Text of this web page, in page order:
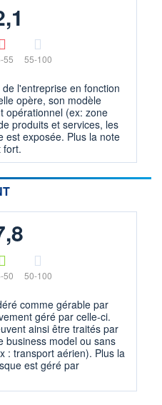
55-100
55
l'entreprise en fonction
opère, son modèle
opérationnel (ex: zone
produits et services, les
est exposée. Plus la note
fort.
50-100
50
comme gérable par
géré par celle-ci.
ainsi être traités par
business model ou sans
: transport aérien). Plus la
est géré par